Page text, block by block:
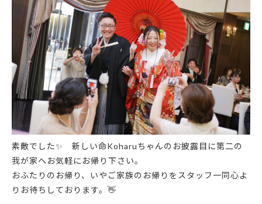
素敵でした✨
新しい命Koharuちゃんのお披露目に第二の
我が家へお気軽にお帰り下さい。
おふたりのお帰り、いやご家族のお帰りをスタッフ一同心よ
りお待ちしております。 👋